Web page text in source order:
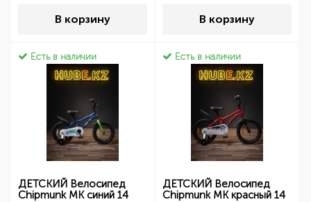
В корзину В корзину
Есть в наличии
ДЕТСКИЙ Велосипед
Chipmunk MK синий 14
Есть в наличии
ДЕТСКИЙ Велосипед
Chipmunk MK красный 14